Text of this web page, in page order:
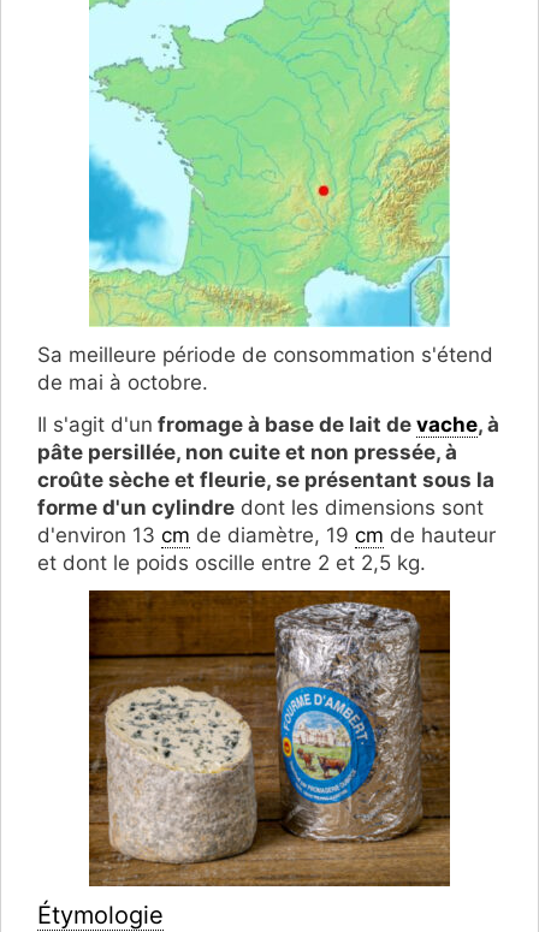
Sa meilleure période de consommation s'étend
de mai à octobre.
Il s'agit d'un fromage à base de lait de vache, à
pâte persillée, non cuite et non pressée, à
croûte sèche et fleurie, se présentant sous la
forme d'un cylindre dont les dimensions sont
d'environ 13 cm de diamètre, 19 cm de hauteur
et dont le poids oscille entre 2 et 2,5 kg.
Étymologie